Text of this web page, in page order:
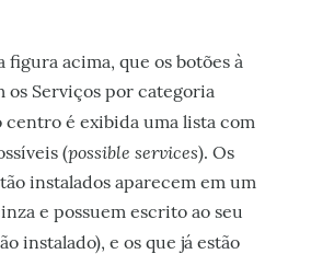
acima, que os botões à
os Serviços por categoria
centro é exibida uma lista com
(possible services). Os
instalados aparecem em um
e possuem escrito ao seu
instalado), e os que já estão